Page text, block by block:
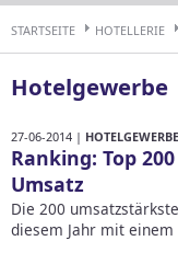
STARTSEITE HOTELLERIE
Hotelgewerbe
27-06-2014 | HOTELGEWERBE
Ranking: Top
Umsatz
Die 200
diesem Jahr mit einem